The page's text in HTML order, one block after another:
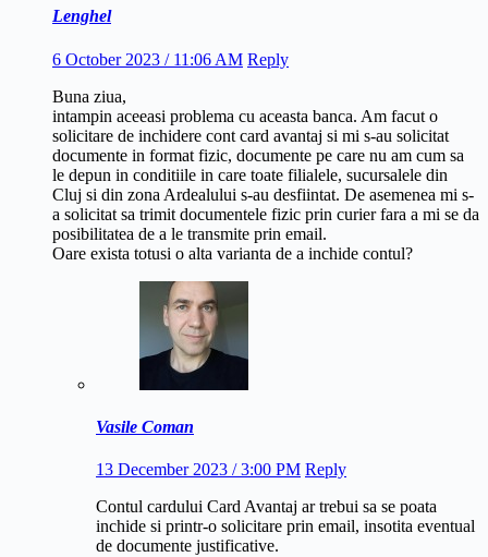
Lenghel
6 October 2023 / 11:06 AM Reply
Buna ziua,
intampin aceeasi problema cu aceasta banca. Am facut o
solicitare de inchidere cont card avantaj si mi s-au solicitat
documente in format fizic, documente pe care nu am cum sa
le depun in conditiile in care toate filialele, sucursalele din
Cluj si din zona Ardealului s-au desfiintat. De asemenea mi s-
a solicitat sa trimit documentele fizic prin curier fara a mi se da
posibilitatea de a le transmite prin email.
Oare exista totusi o alta varianta de a inchide contul?
Vasile Coman
13 December 2023 / 3:00 PM Reply
Contul cardului Card Avantaj ar trebui sa se poata
inchide si printr-o solicitare prin email, insotita eventual
de documente justificative.